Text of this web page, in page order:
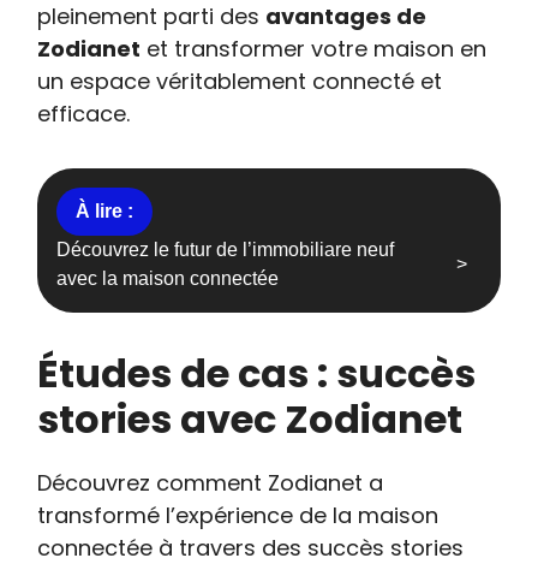
pleinement parti des avantages de
Zodianet et transformer votre maison en
un espace véritablement connecté et
efficace.
Découvrez le futur de l’immobiliare neuf
avec la maison connectée
Études de cas : succès
stories avec Zodianet
Découvrez comment Zodianet a
transformé l’expérience de la maison
connectée à travers des succès stories